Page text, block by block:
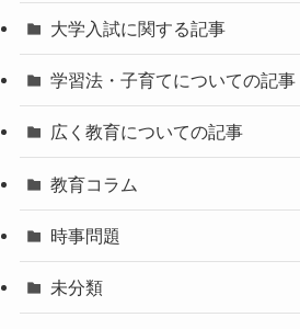
大学入試に関する記事
学習法・子育てについての記事
広く教育についての記事
教育コラム
時事問題
未分類